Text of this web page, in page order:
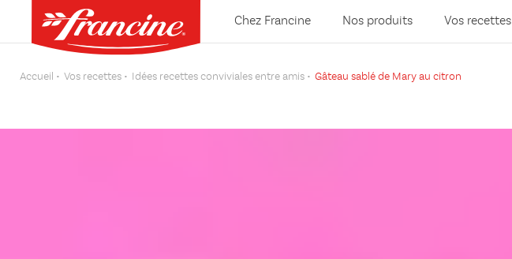
Chez Francine Nos produits Vos recettes
Accueil Vos recettes Idées recettes conviviales entre amis Gâteau sablé de Mary au citron